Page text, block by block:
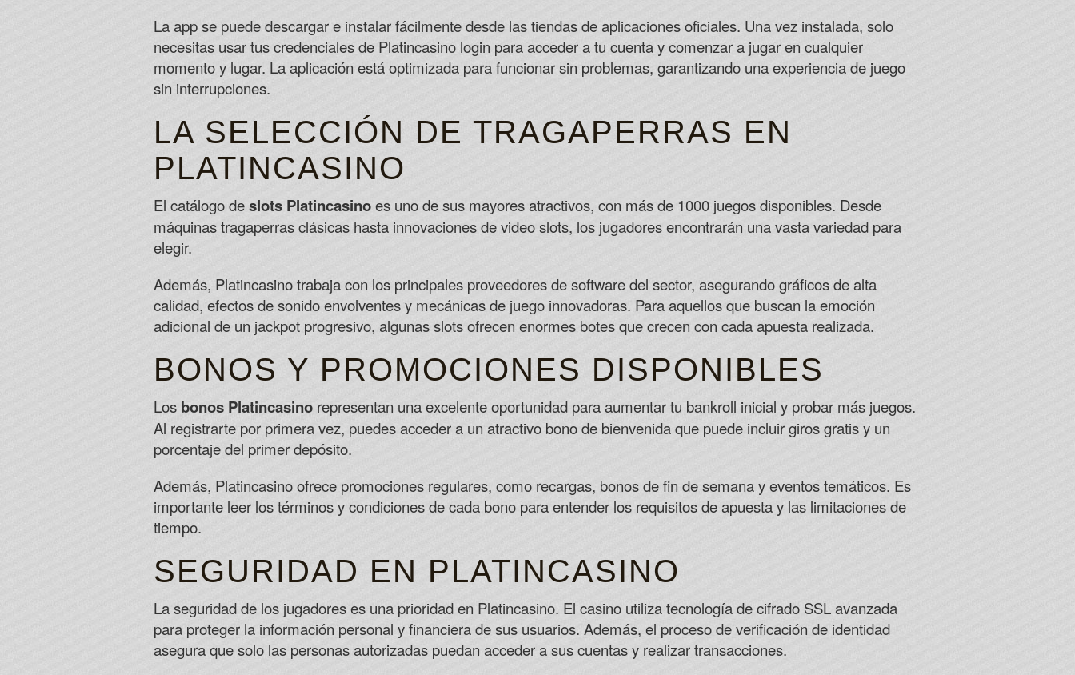
La app se puede descargar e instalar fácilmente desde las tiendas de aplicaciones oficiales. Una vez instalada, solo
necesitas usar tus credenciales de Platincasino login para acceder a tu cuenta y comenzar a jugar en cualquier
momento y lugar. La aplicación está optimizada para funcionar sin problemas, garantizando una experiencia de juego
sin interrupciones.
LA SELECCIÓN DE TRAGAPERRAS EN
PLATINCASINO
El catálogo deslots Platincasinoes uno de sus mayores atractivos, con más de 1000 juegos disponibles. Desde
máquinas tragaperras clásicas hasta innovaciones de video slots, los jugadores encontrarán una vasta variedad para
elegir.
Además, Platincasino trabaja con los principales proveedores de software del sector, asegurando gráficos de alta
calidad, efectos de sonido envolventes y mecánicas de juego innovadoras. Para aquellos que buscan la emoción
adicional de un jackpot progresivo, algunas slots ofrecen enormes botes que crecen con cada apuesta realizada.
BONOS Y PROMOCIONES DISPONIBLES
Los bonos Platincasino representan una excelente oportunidad para aumentar tu bankroll inicial y probar más juegos.
Al registrarte por primera vez, puedes acceder a un atractivo bono de bienvenida que puede incluir giros gratis y un
porcentaje del primer depósito.
Además, Platincasino ofrece promociones regulares, como recargas, bonos de fin de semana y eventos temáticos. Es
importante leer los términos y condiciones de cada bono para entender los requisitos de apuesta y las limitaciones de
tiempo.
SEGURIDAD EN PLATINCASINO
La seguridad de los jugadores es una prioridad en Platincasino. El casino utiliza tecnología de cifrado SSL avanzada
para proteger la información personal y financiera de sus usuarios. Además, el proceso de verificación de identidad
asegura que solo las personas autorizadas puedan acceder a sus cuentas y realizar transacciones.